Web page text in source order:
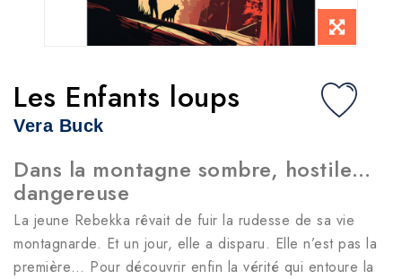
Les Enfants loups
Vera Buck
Dans la montagne sombre, hostile…
dangereuse
La jeune Rebekka rêvait de fuir la rudesse de sa vie
montagnarde. Et un jour, elle a disparu. Elle n’est pas la
première… Pour découvrir enfin la vérité qui entoure la